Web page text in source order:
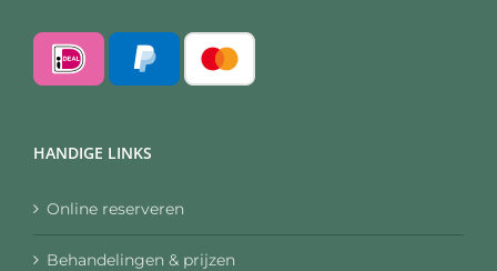
HANDIGE LINKS
Online reserveren
Behandelingen & prijzen